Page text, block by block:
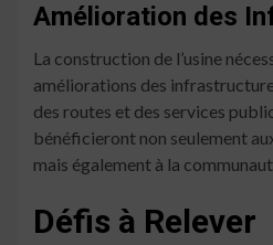
Amélioration des
La construction de l’usine
améliorations des
des routes et des services
bénéficieront non seulement
mais également à la
Défis à Relever